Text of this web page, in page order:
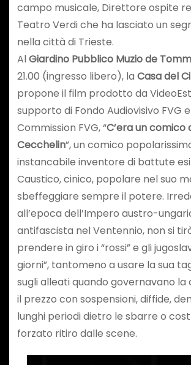
campo musicale, Direttore ospite
Teatro Verdi che ha lasciato un
nella città di Trieste.
AlGiardino Pubblico Muzio de
21.00 (ingresso libero), la Casa del
propone il film prodotto da
supporto di Fondo Audiovisivo FVG
Commission FVG, “C’era un comico
Cecchelin”, un comico
instancabile inventore di battute
Caustico, cinico, popolare nel suo
sbeffeggiare sempre il potere.
all’epoca dell’Impero austro-
antifascista nel Ventennio, non si
prendere in giro i “rossi” e gli
giorni”, tantomeno a usare la sua
sugli alleati quando governavano la
il prezzo con sospensioni, diffide,
lunghi periodi dietro le sbarre o
forzato ritiro dalle scene.